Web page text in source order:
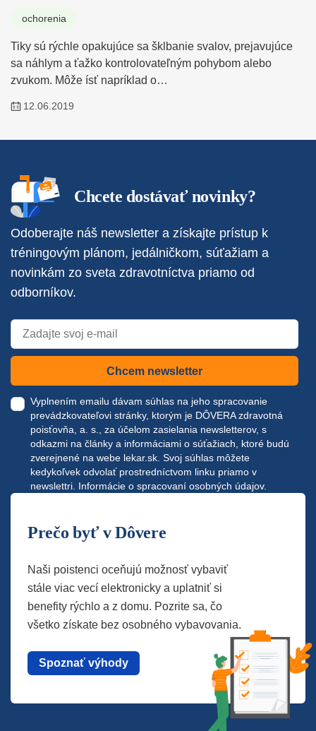
ochorenia
Tiky sú rýchle opakujúce sa šklbanie svalov, prejavujúce
sa náhlym a ťažko kontrolovateľným pohybom alebo
zvukom. Môže ísť napríklad o…
12.06.2019
Chcete dostávať novinky?
Odoberajte náš newsletter a získajte prístup k
tréningovým plánom, jedálničkom, súťažiam a
novinkám zo sveta zdravotníctva priamo od
odborníkov.
Chcem newsletter
Vyplnením emailu dávam súhlas na jeho spracovanie
prevádzkovateľovi stránky, ktorým je DÔVERA zdravotná
poisťovňa, a. s., za účelom zasielania newsletterov, s
odkazmi na články a informáciami o súťažiach, ktoré budú
zverejnené na webe lekar.sk . Svoj súhlas môžete
kedykoľvek odvolať prostredníctvom linku priamo v
newslettri. Informácie o spracovaní osobných údajov.
Prečo byť v Dôvere
Naši poistenci oceňujú možnosť vybaviť
stále viac vecí elektronicky a uplatniť si
benefity rýchlo a z domu. Pozrite sa, čo
všetko získate bez osobného vybavovania.
Spoznať výhody